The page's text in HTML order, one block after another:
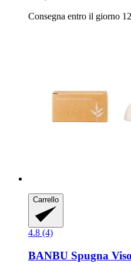
Consegna entro il giorno
Carrello
4.8 (4)
BANBU Spugna